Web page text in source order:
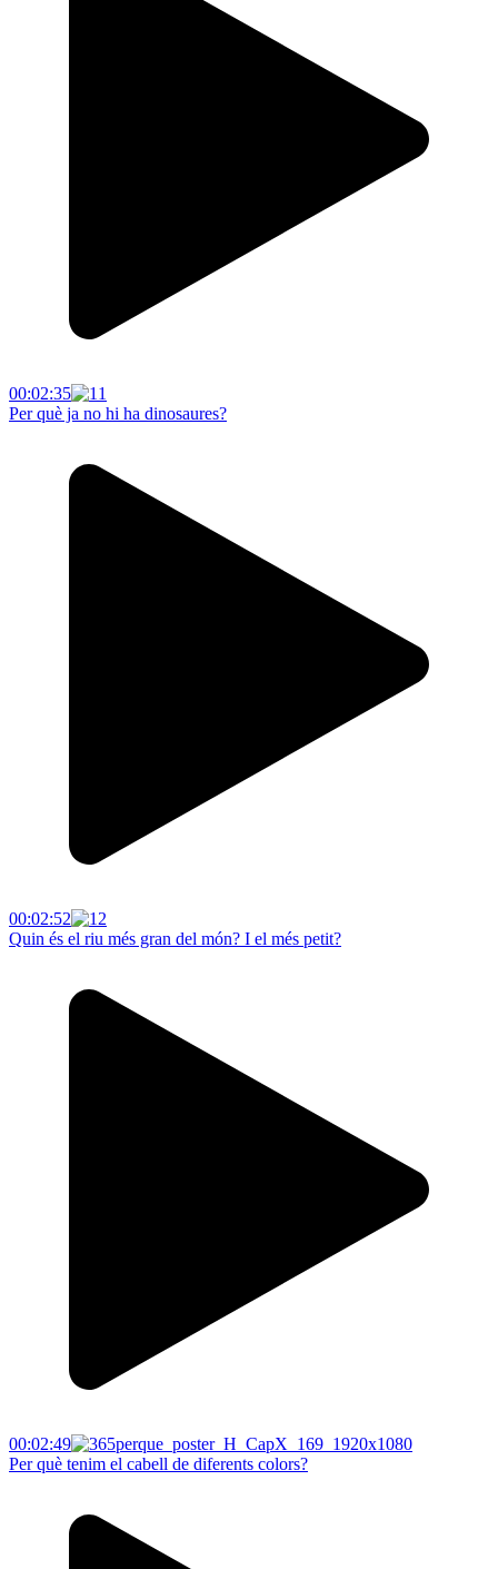
00:02:35
Per què ja no hi ha dinosaures?
00:02:52
Quin és el riu més gran del món? I el més petit?
00:02:49
Per què tenim el cabell de diferents colors?